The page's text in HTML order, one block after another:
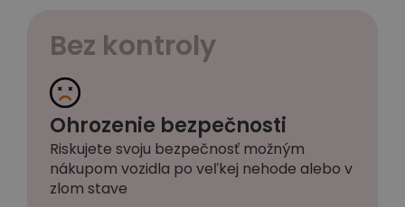
Bez kontroly
Ohrozenie bezpečnosti
Riskujete svoju bezpečnosť možným
nákupom vozidla po veľkej nehode alebo v
zlom stave